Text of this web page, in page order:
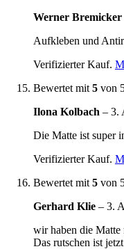
Werner Bremicker
Aufkleben und
Verifizierter Kauf.
Bewertet mit 5 von
Ilona Kolbach – 3.
Die Matte ist super
Verifizierter Kauf.
Bewertet mit 5 von
Gerhard Klie – 3.
wir haben die Matte
Das rutschen ist